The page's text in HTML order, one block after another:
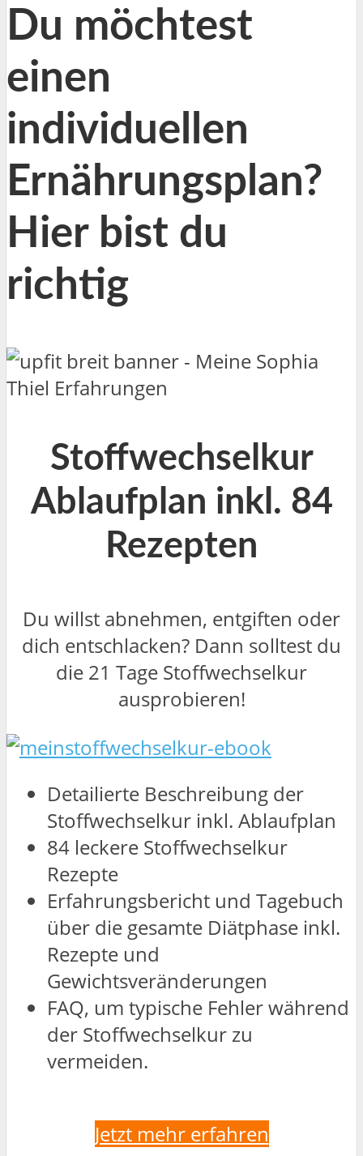
Du möchtest
einen
individuellen
Ernährungsplan?
Hier bist du
richtig
Stoffwechselkur
Ablaufplan inkl. 84
Rezepten
Du willst abnehmen, entgiften oder
dich entschlacken? Dann solltest du
die 21 Tage Stoffwechselkur
ausprobieren!
Detailierte Beschreibung der
Stoffwechselkur inkl. Ablaufplan
84 leckere Stoffwechselkur
Rezepte
Erfahrungsbericht und Tagebuch
über die gesamte Diätphase inkl.
Rezepte und
Gewichtsveränderungen
FAQ, um typische Fehler während
der Stoffwechselkur zu
vermeiden.
Jetzt mehr erfahren